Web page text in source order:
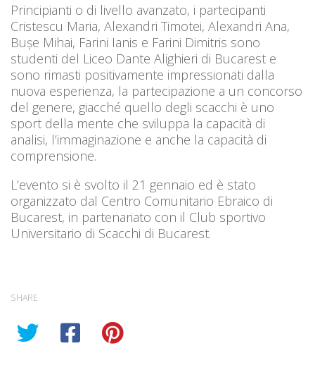
Principianti o di livello avanzato, i partecipanti
Cristescu Maria, Alexandri Timotei, Alexandri Ana,
Bușe Mihai, Farini Ianis e Farini Dimitris sono
studenti del Liceo Dante Alighieri di Bucarest e
sono rimasti positivamente impressionati dalla
nuova esperienza, la partecipazione a un concorso
del genere, giacché quello degli scacchi è uno
sport della mente che sviluppa la capacità di
analisi, l’immaginazione e anche la capacità di
comprensione.
L’evento si è svolto il 21 gennaio ed è stato
organizzato dal Centro Comunitario Ebraico di
Bucarest, in partenariato con il Club sportivo
Universitario di Scacchi di Bucarest.
SHARE